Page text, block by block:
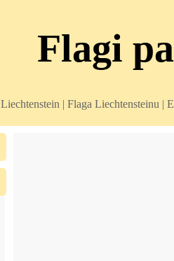
Flagi
Liechtenstein | Flaga Liechtensteinu |